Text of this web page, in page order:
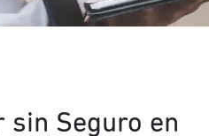
sin Seguro en